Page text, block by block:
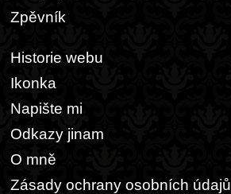
Zpěvník
Historie webu
Ikonka
Napište mi
Odkazy jinam
O mně
Zásady ochrany osobních údajů